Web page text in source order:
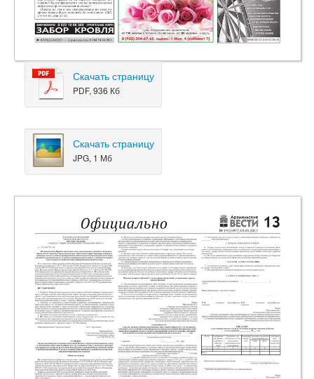
Скачать страницу
PDF, 936 Кб
Скачать страницу
JPG, 1 Мб